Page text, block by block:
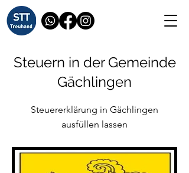
Steuern in der Gemeinde
Gächlingen
Steuererklärung in Gächlingen
ausfüllen lassen